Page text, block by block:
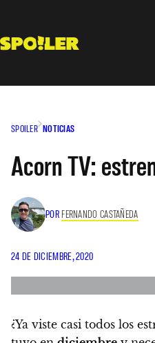
contenido
SPOILER NOTICIAS
Acorn TV:
POR FERNANDO CASTAÑEDA
24 DE DICIEMBRE, 2020
¿Ya viste casi todos los